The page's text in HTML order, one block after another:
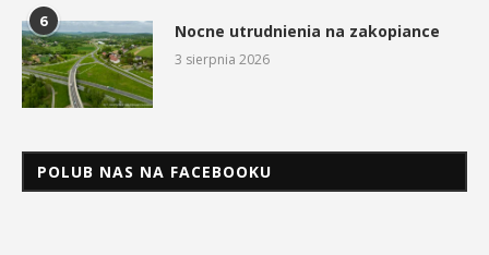
6 Nocne utrudnienia na zakopiance
3 sierpnia 2026
POLUB NAS NA FACEBOOKU